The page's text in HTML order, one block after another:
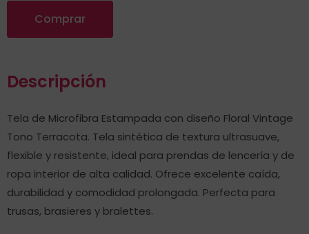
Comprar
Descripción
Tela de Microfibra Estampada con diseño Floral Vintage
Tono Terracota. Tela sintética de textura ultrasuave,
flexible y resistente, ideal para prendas de lencería y de
ropa interior de alta calidad. Ofrece excelente caída,
durabilidad y comodidad prolongada. Perfecta para
trusas, brasieres y bralettes.